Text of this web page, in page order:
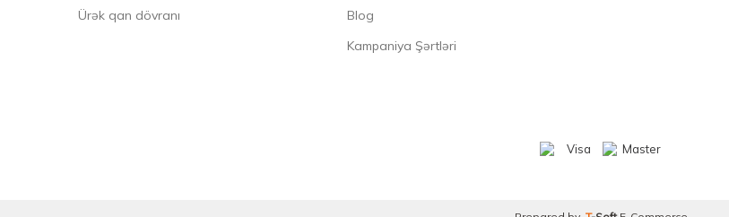
Ürək qan dövranı
Blog
Kampaniya Şərtləri